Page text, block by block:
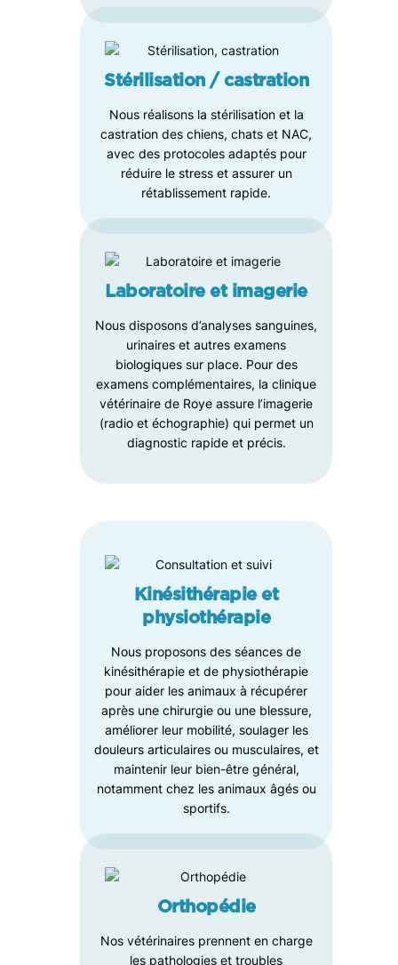
Stérilisation / castration
Nous réalisons la stérilisation et la
castration des chiens, chats et NAC,
avec des protocoles adaptés pour
réduire le stress et assurer un
rétablissement rapide.
Laboratoire et imagerie
Nous disposons d’analyses sanguines,
urinaires et autres examens
biologiques sur place. Pour des
examens complémentaires, la clinique
vétérinaire de Roye assure l’imagerie
(radio et échographie) qui permet un
diagnostic rapide et précis.
Kinésithérapie et
physiothérapie
Nous proposons des séances de
kinésithérapie et de physiothérapie
pour aider les animaux à récupérer
après une chirurgie ou une blessure,
améliorer leur mobilité, soulager les
douleurs articulaires ou musculaires, et
maintenir leur bien-être général,
notamment chez les animaux âgés ou
sportifs.
Orthopédie
Nos vétérinaires prennent en charge
les pathologies et troubles